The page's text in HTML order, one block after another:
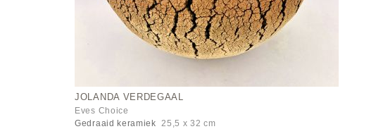
JOLANDA VERDEGAAL
Eves Choice
Gedraaid keramiek 25,5 x 32 cm